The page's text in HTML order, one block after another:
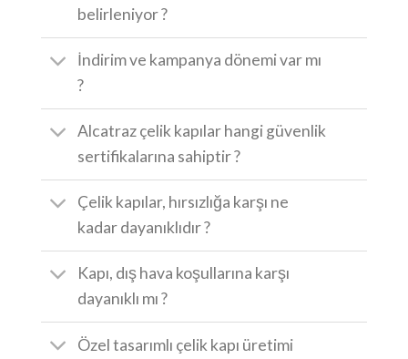
belirleniyor ?
İndirim ve kampanya dönemi var mı
?
Alcatraz çelik kapılar hangi güvenlik
sertifikalarına sahiptir ?
Çelik kapılar, hırsızlığa karşı ne
kadar dayanıklıdır ?
Kapı, dış hava koşullarına karşı
dayanıklı mı ?
Özel tasarımlı çelik kapı üretimi